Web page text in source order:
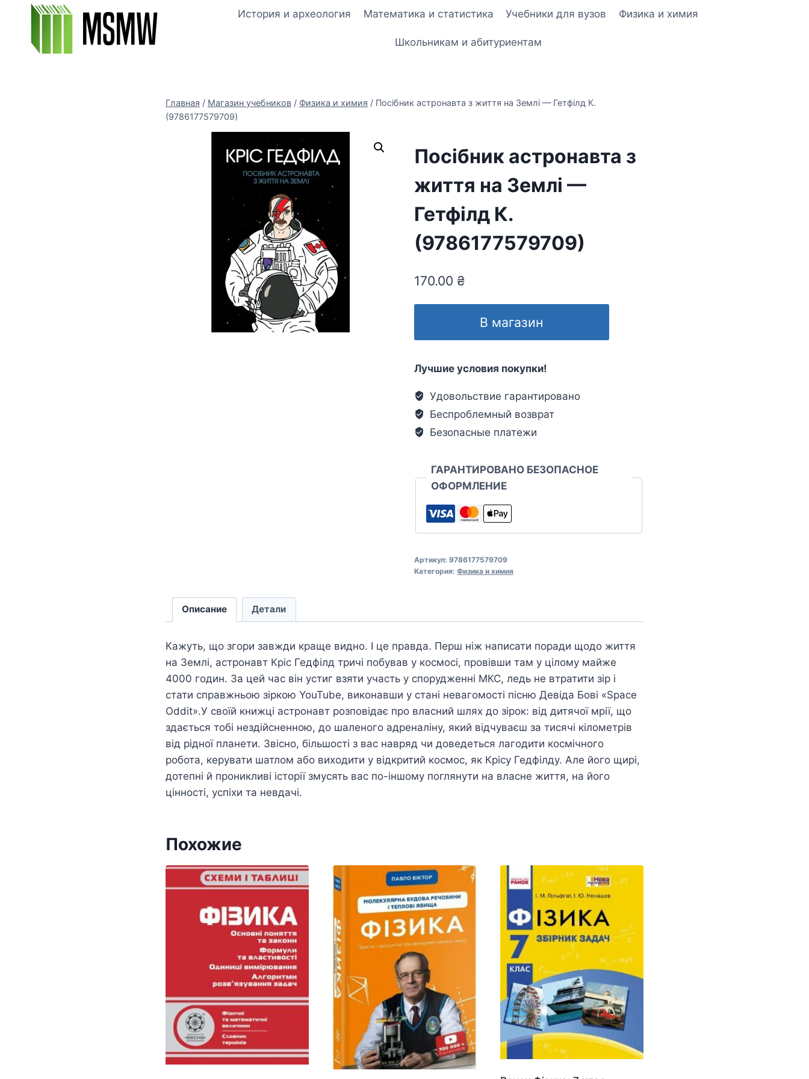
Перейти
содержимому
История и археология Математика и статистика Учебники для вузов Физика и химия
Школьникам и абитуриентам
Главная / Магазин учебников / Физика и химия / Посібник астронавта з життя на Землі — Гетфілд К.
(9786177579709)
Посібник астронавта з
життя на Землі —
Гетфілд К.
(9786177579709)
170.00 ₴
В магазин
Лучшие условия покупки!
Удовольствие гарантировано
Беспроблемный возврат
Безопасные платежи
ГАРАНТИРОВАНО БЕЗОПАСНОЕ
ОФОРМЛЕНИЕ
Артикул: 9786177579709
Категория: Физика и химия
Описание Детали
Кажуть, що згори завжди краще видно. І це правда. Перш ніж написати поради щодо життя
на Землі, астронавт Кріс Гедфілд тричі побував у космосі, провівши там у цілому майже
4000 годин. За цей час він устиг взяти участь у спорудженні МКС, ледь не втратити зір і
стати справжньою зіркою YouTube, виконавши у стані невагомості пісню Девіда Бові «Space
Oddit».У своїй книжці астронавт розповідає про власний шлях до зірок: від дитячої мрії, що
здається тобі нездійсненною, до шаленого адреналіну, який відчуваєш за тисячі кілометрів
від рідної планети. Звісно, більшості з вас навряд чи доведеться лагодити космічного
робота, керувати шатлом або виходити у відкритий космос, як Крісу Гедфілду. Але його щирі,
дотепні й проникливі історії змусять вас по-іншому поглянути на власне життя, на його
цінності, успіхи та невдачі.
Похожие